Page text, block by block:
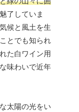
了していま
候と風土を生
とでも知られ
た白ワイン用
味わいで近年
太陽の光をい